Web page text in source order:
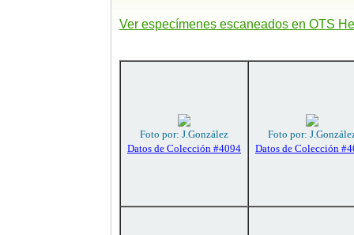
Ver especímenes escaneados en OTS
Foto por: J.González
Datos de Colección #4094
Foto por:
Datos de Colección